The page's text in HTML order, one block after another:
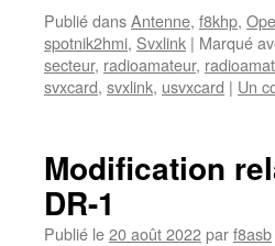
Publié dansAntenne, f8khp,
spotnik2hmi, Svxlink | Marqué
secteur, radioamateur,
svxcard, svxlink, usvxcard | Un
Modification
DR-1
Publié le20 août 2022parf8asb